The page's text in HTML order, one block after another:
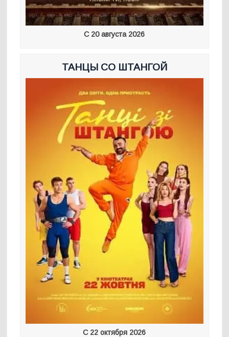
С 20 августа 2026
ТАНЦЫ СО ШТАНГОЙ
С 22 октября 2026